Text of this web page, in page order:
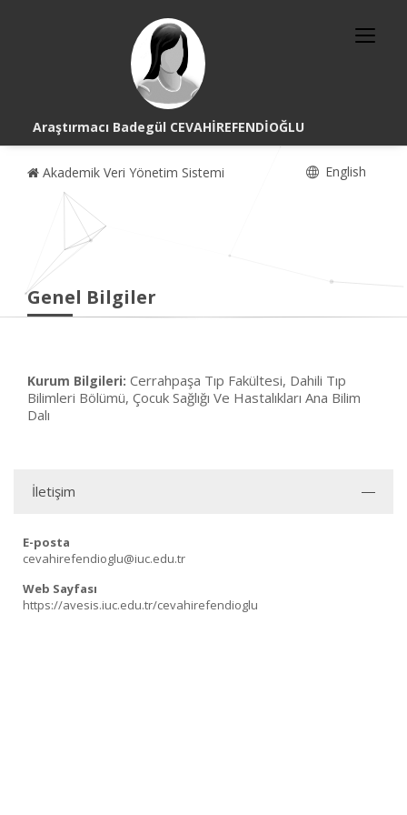
Araştırmacı Badegül CEVAHİREFENDİOĞLU
Akademik Veri Yönetim Sistemi English
Genel Bilgiler
Kurum Bilgileri: Cerrahpaşa Tıp Fakültesi, Dahili Tıp
Bilimleri Bölümü, Çocuk Sağlığı Ve Hastalıkları Ana Bilim
Dalı
İletişim
E-posta
cevahirefendioglu@iuc.edu.tr
Web Sayfası
https://avesis.iuc.edu.tr/cevahirefendioglu